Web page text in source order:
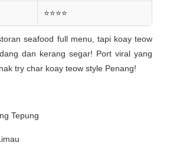
⭐⭐⭐⭐
seafood full menu, tapi koay teow
dan kerang segar! Port viral yang
try char koay teow style Penang!
Tepung